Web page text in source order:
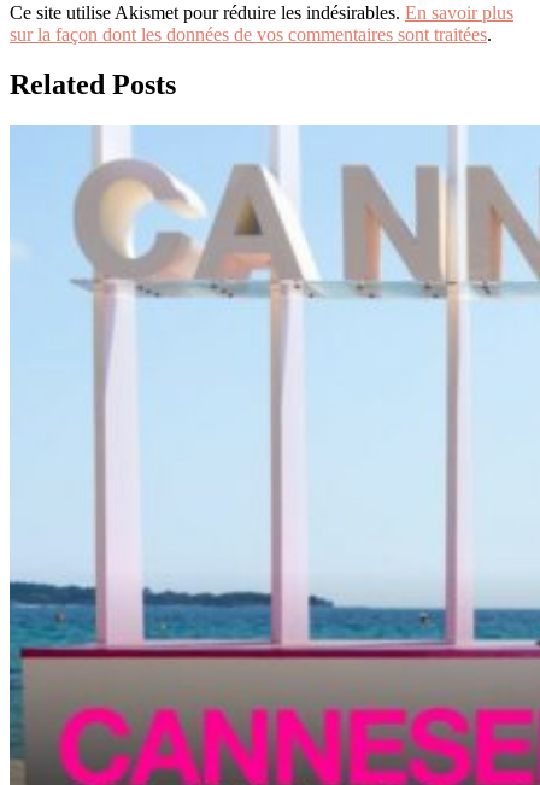
Ce site utilise Akismet pour réduire les indésirables. En savoir plus
sur la façon dont les données de vos commentaires sont traitées.
Related Posts